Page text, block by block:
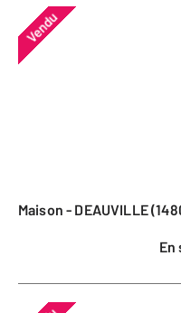
Vendu
Maison - DEAUVILLE